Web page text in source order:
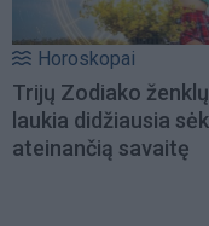
Horoskopai
Trijų Zodiako ženklų
laukia didžiausia
ateinančią savaitę